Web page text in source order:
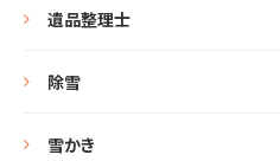
遺品整理士
除雪
雪かき